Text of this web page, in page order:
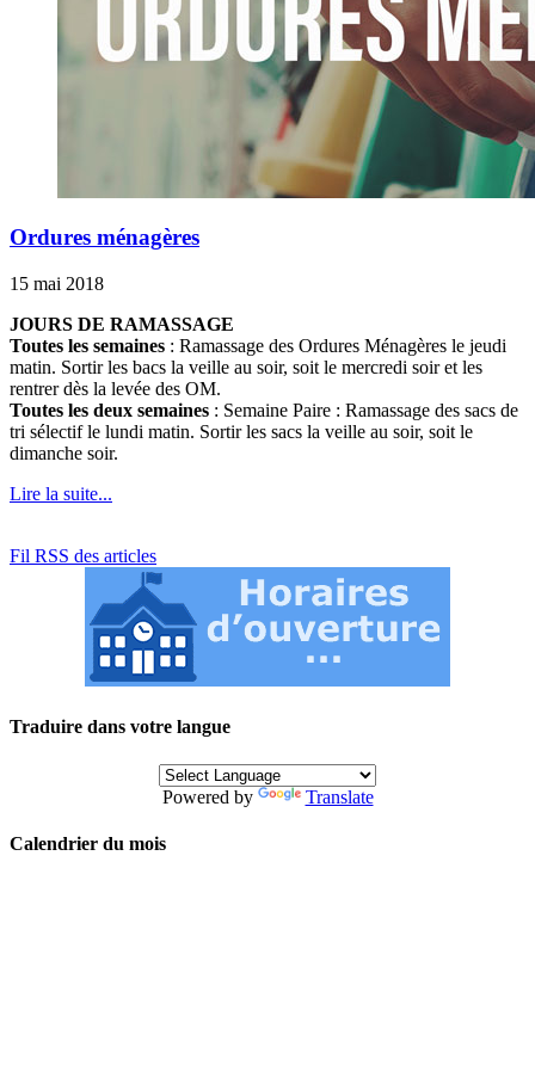
Ordures ménagères
15 mai 2018
JOURS DE RAMASSAGE
Toutes les semaines : Ramassage des Ordures Ménagères le jeudi
matin. Sortir les bacs la veille au soir, soit le mercredi soir et les
rentrer dès la levée des OM.
Toutes les deux semaines : Semaine Paire : Ramassage des sacs de
tri sélectif le lundi matin. Sortir les sacs la veille au soir, soit le
dimanche soir.
Lire la suite...
Fil RSS des articles
Traduire dans votre langue
Powered by Translate
Calendrier du mois